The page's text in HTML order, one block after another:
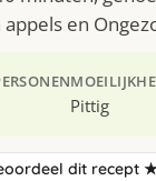
en
Pittig
dit recept